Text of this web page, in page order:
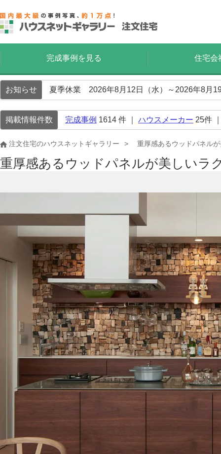
完成事例を見る 住宅会
お知らせ 夏季休業 2026年8月12日（水）～2026年8月
掲載情報件数 完成事例 1614 件 ｜ ハウスメーカー 25件
注文住宅のハウスネットギャラリー 重厚感あるウッドパネル
重厚感あるウッドパネルが美しい